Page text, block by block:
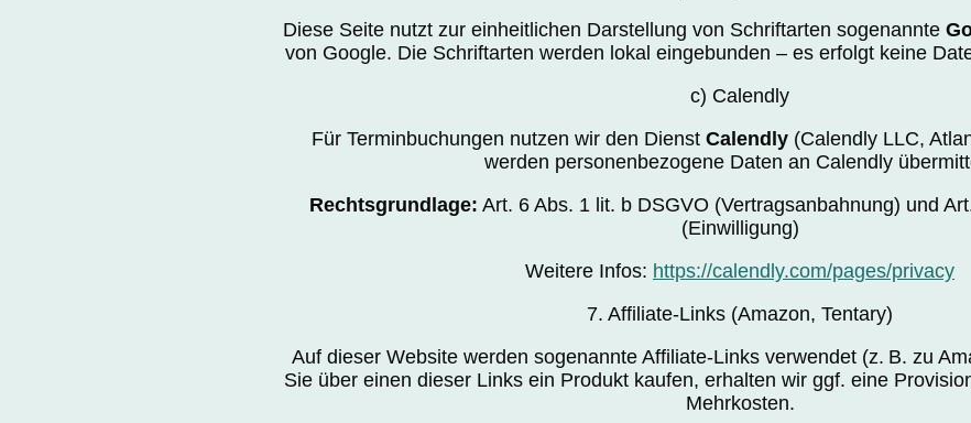
Diese Seite nutzt zur einheitlichen Darstellung von Schriftarten sogenannte
von Google. Die Schriftarten werden lokal eingebunden – es erfolgt keine
c) Calendly
Für Terminbuchungen nutzen wir den Dienst Calendly (Calendly LLC,
werden personenbezogene Daten an Calendly
Rechtsgrundlage: Art. 6 Abs. 1 lit. b DSGVO (Vertragsanbahnung) und
(Einwilligung)
Weitere Infos: https://calendly.com/pages/privacy
7. Affiliate-Links (Amazon, Tentary)
Auf dieser Website werden sogenannte Affiliate-Links verwendet (z. B. zu
Sie über einen dieser Links ein Produkt kaufen, erhalten wir ggf. eine
Mehrkosten.